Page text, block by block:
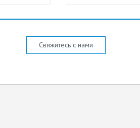
Свяжитесь с нами